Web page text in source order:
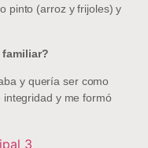
pinto (arroz y frijoles) y
y quería ser como
integridad y me formó